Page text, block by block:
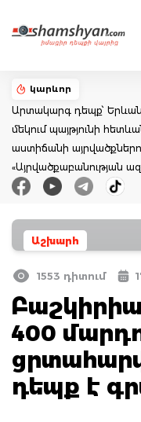
կարևոր
Արտակարգ դեպք՝
մեկում պայթյունի
աստիճանի
«Այրվածքաբանության
Աշխարհ
1553 դիտում
400
դեպք է